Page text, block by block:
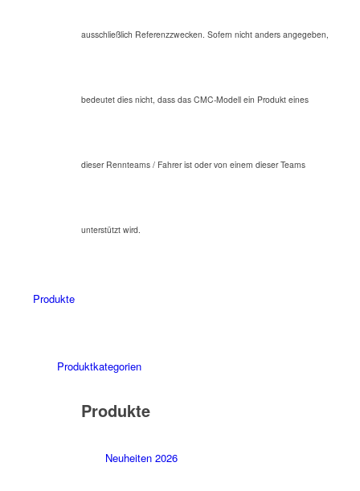
ausschließlich Referenzzwecken. Sofern nicht anders angegeben,
bedeutet dies nicht, dass das CMC-Modell ein Produkt eines
dieser Rennteams / Fahrer ist oder von einem dieser Teams
unterstützt wird.
Produkte
Produktkategorien
Produkte
Neuheiten 2026